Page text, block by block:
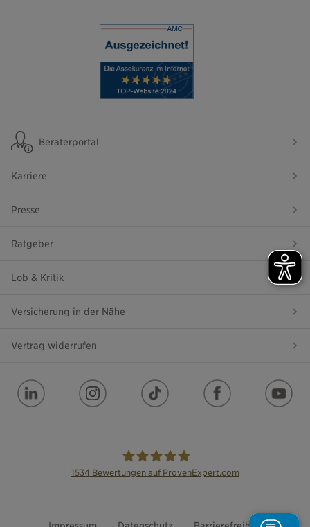
Beraterportal
Karriere
Presse
Ratgeber
Lob & Kritik
Versicherung in der Nähe
Vertrag widerrufen
1534 Bewertungen auf ProvenExpert.com